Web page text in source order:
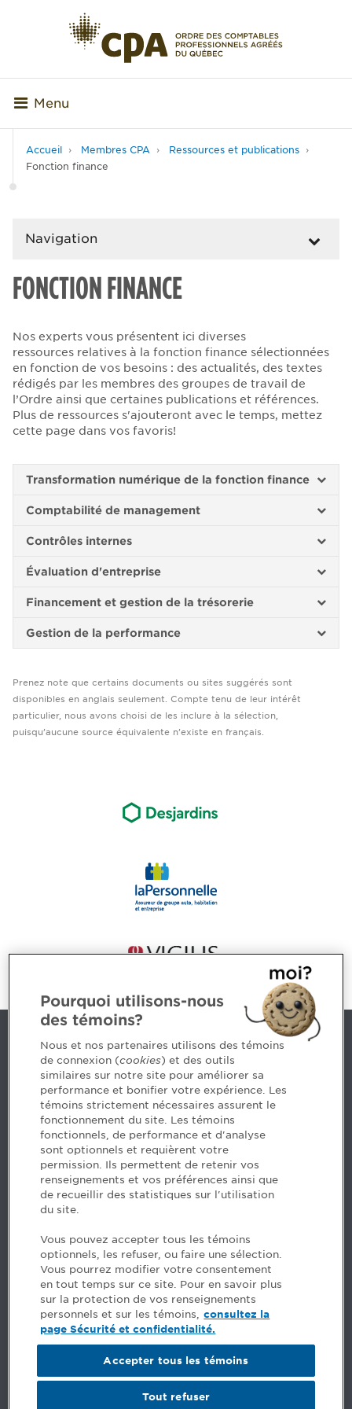
Menu
Accueil Membres CPA
Ressources et publications
Fonction finance
Navigation
FONCTION FINANCE
Nos experts vous présentent ici diverses
ressources relatives à la fonction finance sélectionnées
en fonction de vos besoins : des actualités, des textes
rédigés par les membres des groupes de travail de
l’Ordre ainsi que certaines publications et références.
Plus de ressources s'ajouteront avec le temps, mettez
cette page dans vos favoris!
Transformation numérique de la fonction finance
Comptabilité de management
Contrôles internes
Évaluation d'entreprise
Financement et gestion de la trésorerie
Gestion de la performance
Prenez note que certains documents ou sites suggérés sont
disponibles en anglais seulement. Compte tenu de leur intérêt
particulier, nous avons choisi de les inclure à la sélection,
puisqu’aucune source équivalente n’existe en français.
Nous joindre
5, Place Ville Marie, bureau 800, Montréal (Québec)
H3B 2G2
www.cpaquebec.ca
Des questions? Faites appel à notre équipe >
Envie de mettre de l’Ordre dans votre carrière? Voyez
les postes disponibles >
Facebook - Devenir CPA
Instagram
LinkedIn - CPA
LinkedIn - 20 minutes CPA
LinkedIn - Emploi CPA
TikTok
Commentaires
Sécurité et confidentialité
Pourquoi utilisons-nous
des témoins?
Nous et nos partenaires utilisons des témoins
de connexion (cookies) et des outils
similaires sur notre site pour améliorer sa
performance et bonifier votre expérience. Les
témoins strictement nécessaires assurent le
fonctionnement du site. Les témoins
fonctionnels, de performance et d'analyse
sont optionnels et requièrent votre
permission. Ils permettent de retenir vos
renseignements et vos préférences ainsi que
de recueillir des statistiques sur l'utilisation
du site.
Vous pouvez accepter tous les témoins
optionnels, les refuser, ou faire une sélection.
Vous pourrez modifier votre consentement
en tout temps sur ce site. Pour en savoir plus
sur la protection de vos renseignements
personnels et sur les témoins, consultez la
page Sécurité et confidentialité.
Tout refuser
Accepter tous les témoins